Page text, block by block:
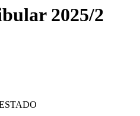
2025/2